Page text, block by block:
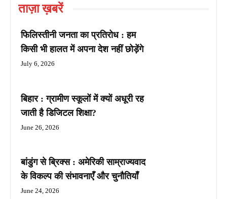
ताज़ा ख़बरें
फिलिस्तीनी जनता का प्रतिरोध : हम
किसी भी हालत में अपना देश नहीं छोड़ेंगे
July 6, 2026
बिहार : ग्रामीण स्कूलों में क्यों अधूरी रह
जाती है डिजिटल शिक्षा?
June 26, 2026
बांडुंग से ब्रिक्स : अमेरिकी साम्राज्यवाद
के विकल्प की संभावनाएँ और चुनौतियाँ
June 24, 2026